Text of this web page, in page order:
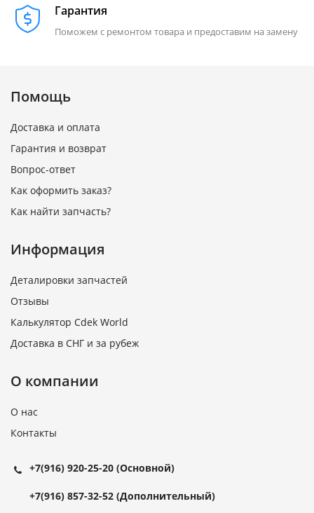
Гарантия
Поможем с ремонтом товара и предоставим на замену
Помощь
Доставка и оплата
Гарантия и возврат
Вопрос-ответ
Как оформить заказ?
Как найти запчасть?
Информация
Деталировки запчастей
Отзывы
Калькулятор Cdek World
Доставка в СНГ и за рубеж
О компании
О нас
Контакты
+7(916) 920-25-20 (Основной)
+7(916) 857-32-52 (Дополнительный)